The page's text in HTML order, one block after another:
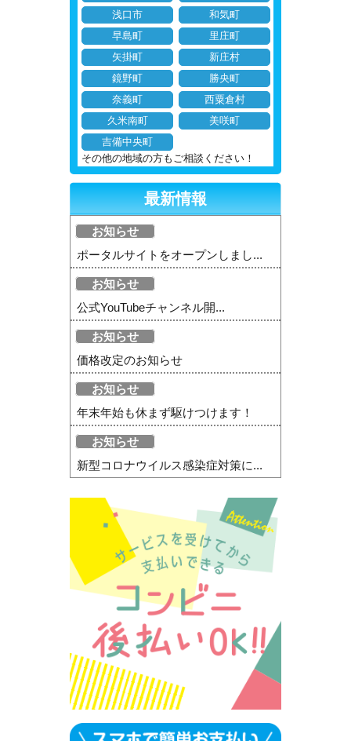
浅口市
和気町
早島町
里庄町
矢掛町
新庄村
鏡野町
勝央町
奈義町
西粟倉村
久米南町
美咲町
吉備中央町
その他の地域の方もご相談ください！
最新情報
お知らせ
ポータルサイトをオープンしまし...
お知らせ
公式YouTubeチャンネル開...
お知らせ
価格改定のお知らせ
お知らせ
年末年始も休まず駆けつけます！
お知らせ
新型コロナウイルス感染症対策に...